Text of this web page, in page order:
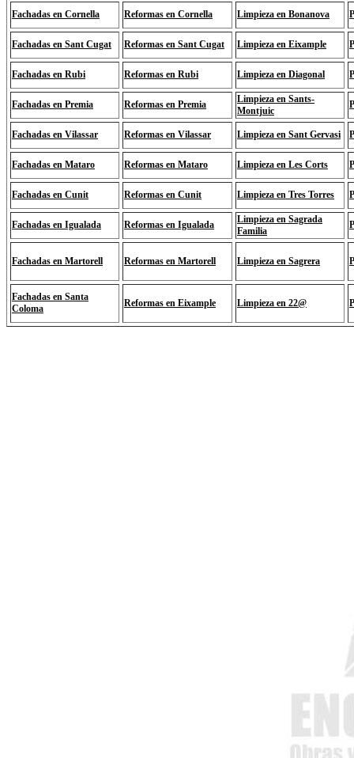
Fachadas en Cornella Reformas en Cornella Limpieza en Bonanova
Fachadas en Sant Cugat Reformas en Sant Cugat Limpieza en Eixample
Fachadas en Rubi Reformas en Rubi Limpieza en Diagonal
Fachadas en Premia Reformas en Premia
Limpieza en Sants-
Montjuic
Fachadas en Vilassar Reformas en Vilassar Limpieza en Sant Gervasi
Fachadas en Mataro Reformas en Mataro Limpieza en Les Corts
Fachadas en Cunit Reformas en Cunit Limpieza en Tres Torres
Fachadas en Igualada Reformas en Igualada
Limpieza en Sagrada
Familia
Fachadas en Martorell Reformas en Martorell Limpieza en Sagrera
Fachadas en Santa
Coloma
Reformas en Eixample Limpieza en 22@